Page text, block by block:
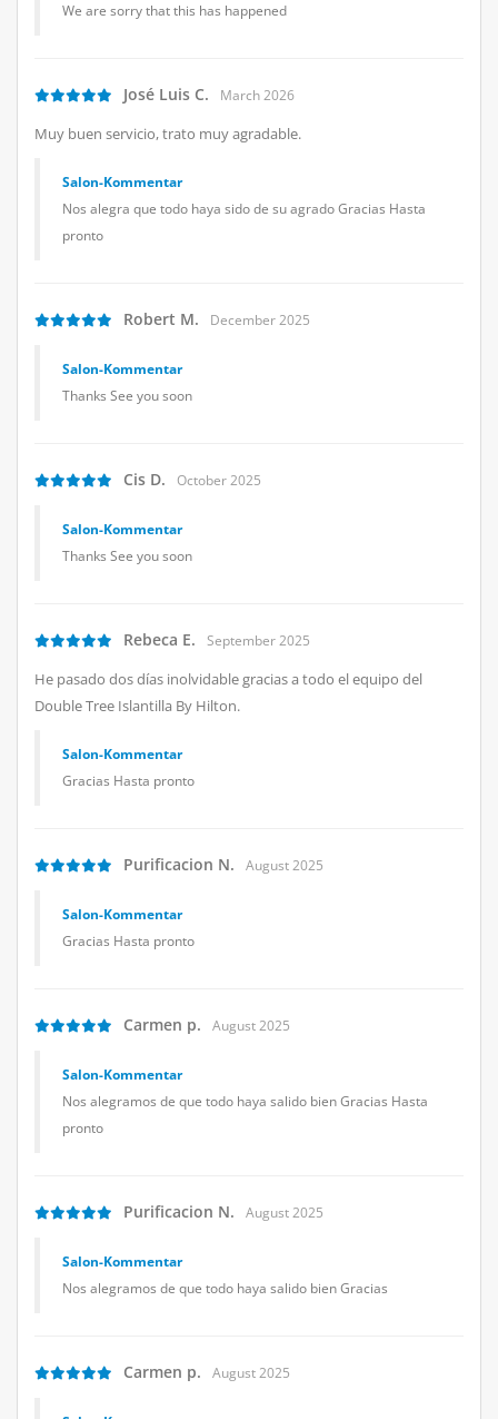
We are sorry that this has happened
José Luis C. March 2026
Muy buen servicio, trato muy agradable.
Salon-Kommentar
Nos alegra que todo haya sido de su agrado Gracias Hasta
pronto
Robert M. December 2025
Salon-Kommentar
Thanks See you soon
Cis D. October 2025
Salon-Kommentar
Thanks See you soon
Rebeca E. September 2025
He pasado dos días inolvidable gracias a todo el equipo del
Double Tree Islantilla By Hilton.
Salon-Kommentar
Gracias Hasta pronto
Purificacion N. August 2025
Salon-Kommentar
Gracias Hasta pronto
Carmen p. August 2025
Salon-Kommentar
Nos alegramos de que todo haya salido bien Gracias Hasta
pronto
Purificacion N. August 2025
Salon-Kommentar
Nos alegramos de que todo haya salido bien Gracias
Carmen p. August 2025